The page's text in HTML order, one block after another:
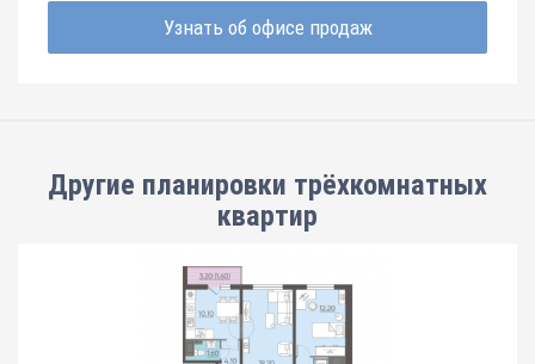
Узнать об офисе продаж
Другие планировки трёхкомнатных
квартир